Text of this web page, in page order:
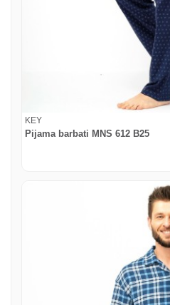
KEY
Pijama barbati MNS 612 B25